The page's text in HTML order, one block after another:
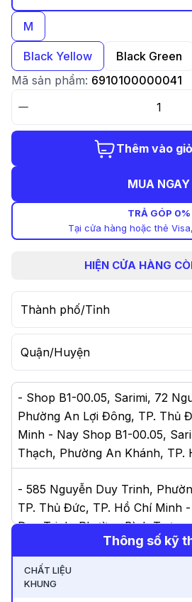
M
Black Yellow Black Green
Mã sản phẩm: 6910100000041
Thêm vào
MUA NGAY
TRẢ GÓP 0%
Tại cửa hàng hoặc thẻ
HIỆN CỬA HÀNG
Thành phố/Tỉnh
Quận/Huyện
- Shop B1-00.05, Sarimi, 72
Phường An Lợi Đông, TP. Thủ
Minh - Nay Shop B1-00.05,
Thạch, Phường An Khánh, TP.
- 585 Nguyễn Duy Trinh,
TP. Thủ Đức, TP. Hồ Chí Minh
Duy Trinh, Phường Bình
93C Bờ Bao Tân Thắng,
Tân Phú, TP. Hồ Chí Minh -
Thông số kỹ
CHẤT LIỆU
KHUNG